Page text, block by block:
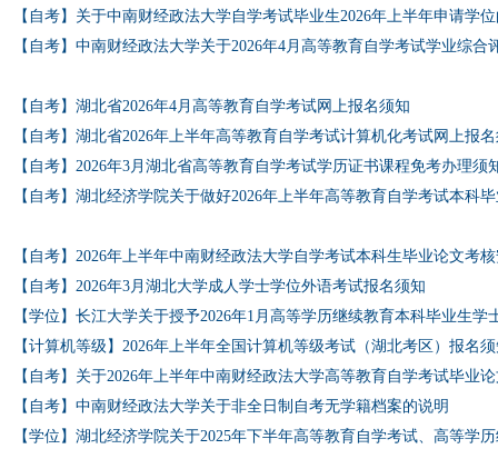
【自考】关于中南财经政法大学自学考试毕业生2026年上半年申请学
【自考】中南财经政法大学关于2026年4月高等教育自学考试学业综
【自考】湖北省2026年4月高等教育自学考试网上报名须知
【自考】湖北省2026年上半年高等教育自学考试计算机化考试网上报
【自考】2026年3月湖北省高等教育自学考试学历证书课程免考办理须
【自考】湖北经济学院关于做好2026年上半年高等教育自学考试本科
【自考】2026年上半年中南财经政法大学自学考试本科生毕业论文考
【自考】2026年3月湖北大学成人学士学位外语考试报名须知
【学位】长江大学关于授予2026年1月高等学历继续教育本科毕业生学
【计算机等级】2026年上半年全国计算机等级考试（湖北考区）报名
【自考】关于2026年上半年中南财经政法大学高等教育自学考试毕业
【自考】中南财经政法大学关于非全日制自考无学籍档案的说明
【学位】湖北经济学院关于2025年下半年高等教育自学考试、高等学